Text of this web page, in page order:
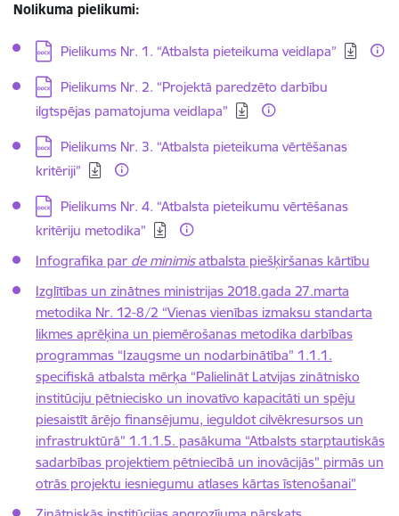
Nolikuma pielikumi:
Lejupielādēt:
Pielikums Nr. 1. “Atbalsta pieteikuma veidlapa”
Lejupielādēt:
Pielikums Nr. 2. “Projektā paredzēto darbību
ilgtspējas pamatojuma veidlapa”
Lejupielādēt:
Pielikums Nr. 3. “Atbalsta pieteikuma vērtēšanas
kritēriji”
Lejupielādēt:
Pielikums Nr. 4. “Atbalsta pieteikumu vērtēšanas
kritēriju metodika”
Infografika par de minimisatbalsta piešķiršanas kārtību
Izglītības un zinātnes ministrijas 2018.gada 27.marta
metodika Nr. 12-8/2 “Vienas vienības izmaksu standarta
likmes aprēķina un piemērošanas metodika darbības
programmas “Izaugsme un nodarbinātība” 1.1.1.
specifiskā atbalsta mērķa “Palielināt Latvijas zinātnisko
institūciju pētniecisko un inovatīvo kapacitāti un spēju
piesaistīt ārējo finansējumu, ieguldot cilvēkresursos un
infrastruktūrā” 1.1.1.5. pasākuma “Atbalsts starptautiskās
sadarbības projektiem pētniecībā un inovācijās” pirmās un
otrās projektu iesniegumu atlases kārtas īstenošanai”